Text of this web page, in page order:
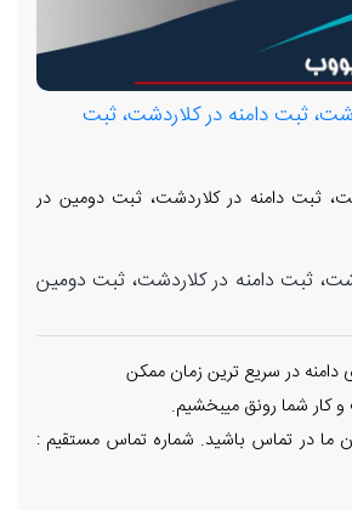
ثبت دامنه در کلاردشت، ثبت
ثبت دامنه در کلاردشت، ثبت دومین در
ثبت دامنه در کلاردشت، ثبت دومین
در سریع ترین زمان ممکن
کار شما رونق میبخشیم.
ما در تماس باشید. شماره تماس مستقیم :